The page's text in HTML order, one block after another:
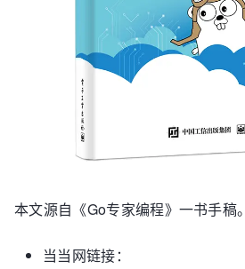
本文源自《Go专家编程》一书手稿。
当当网链接：